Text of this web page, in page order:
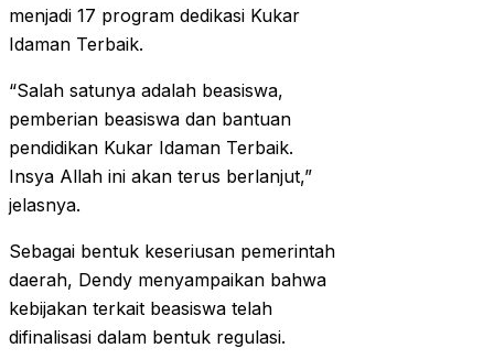
menjadi 17 program dedikasi Kukar
Idaman Terbaik.
“Salah satunya adalah beasiswa,
pemberian beasiswa dan bantuan
pendidikan Kukar Idaman Terbaik.
Insya Allah ini akan terus berlanjut,”
jelasnya.
Sebagai bentuk keseriusan pemerintah
daerah, Dendy menyampaikan bahwa
kebijakan terkait beasiswa telah
difinalisasi dalam bentuk regulasi.